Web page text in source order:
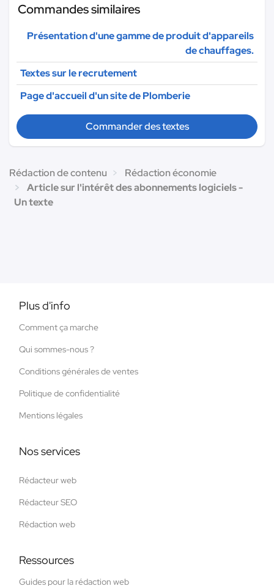
Commandes similaires
Présentation d'une gamme de produit d'appareils
de chauffages.
Textes sur le recrutement
Page d'accueil d'un site de Plomberie
Commander des textes
Rédaction de contenu
Rédaction économie
Article sur l'intérêt des abonnements logiciels -
Un texte
Plus d'info
Comment ça marche
Qui sommes-nous ?
Conditions générales de ventes
Politique de confidentialité
Mentions légales
Nos services
Rédacteur web
Rédacteur SEO
Rédaction web
Ressources
Guides pour la rédaction web